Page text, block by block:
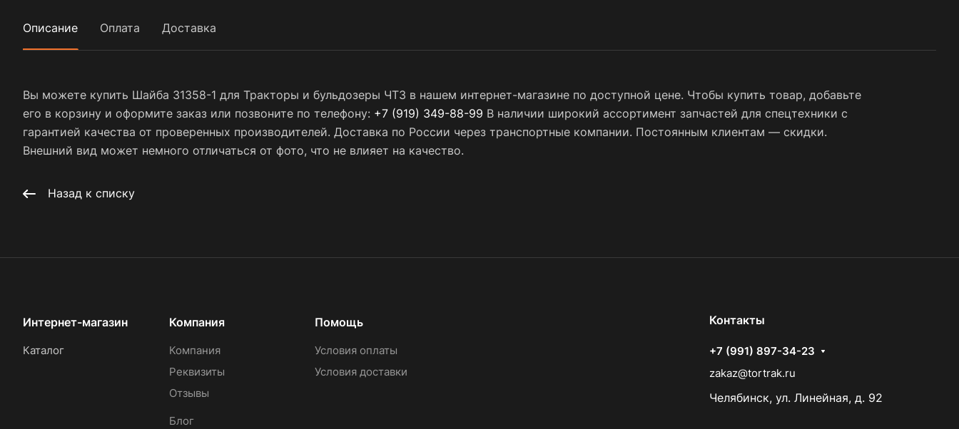
Описание Оплата Доставка
Вы можете купить Шайба 31358-1 для Тракторы и бульдозеры ЧТЗ в нашем интернет-магазине по доступной цене. Чтобы купить товар, добавьте
его в корзину и оформите заказ или позвоните по телефону: +7 (919) 349-88-99 В наличии широкий ассортимент запчастей для спецтехники с
гарантией качества от проверенных производителей. Доставка по России через транспортные компании. Постоянным клиентам — скидки.
Внешний вид может немного отличаться от фото, что не влияет на качество.
Назад к списку
Интернет-магазин
Каталог
Компания
Компания
Реквизиты
Отзывы
Блог
Помощь
Условия оплаты
Условия доставки
Контакты
+7 (991) 897-34-23
zakaz@tortrak.ru
Челябинск, ул. Линейная, д. 92